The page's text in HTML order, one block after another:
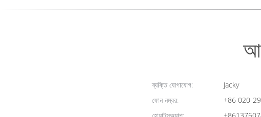
ব্যক্তি যোগাযোগ:
Jacky
ফোন নম্বর:
+86 020-